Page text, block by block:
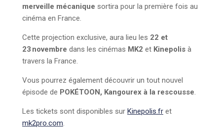
merveille mécanique sortira pour la première fois au
cinéma en France.
Cette projection exclusive, aura lieu les 22 et
23 novembre dans les cinémas MK2 et Kinepolis à
travers la France.
Vous pourrez également découvrir un tout nouvel
épisode de POKÉTOON, Kangourex à la rescousse.
Les tickets sont disponibles sur Kinepolis.fr et
mk2pro.com.